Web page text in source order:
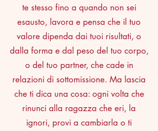
te stesso fino a quando non sei
esausto, lavora e pensa che il tuo
valore dipenda dai tuoi risultati, o
dalla forma e dal peso del tuo corpo,
o del tuo partner, che cade in
relazioni di sottomissione. Ma lascia
che ti dica una cosa: ogni volta che
rinunci alla ragazza che eri, la
ignori, provi a cambiarla o ti